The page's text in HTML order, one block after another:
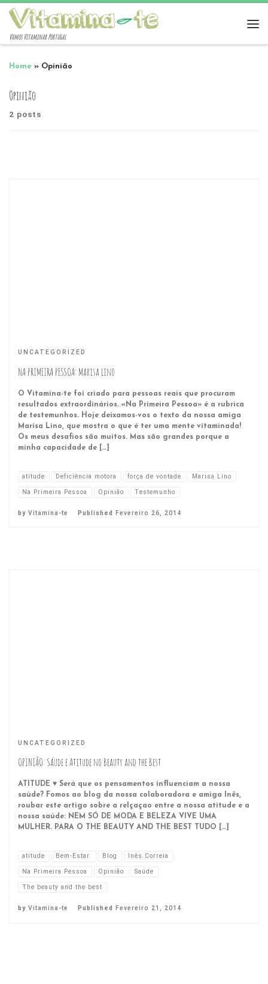
Vamos Vitaminar Portugal
Home » Opinião
Opinião
2 posts
UNCATEGORIZED
NA PRIMEIRA PESSOA: Marisa Lino
O Vitamina-te foi criado para pessoas reais que procuram
resultados extraordinários. «Na Primeira Pessoa» é a rubrica
de testemunhos. Hoje deixamos-vos o texto da nossa amiga
Marisa Lino, que mostra o que é ter uma mente vitaminada!
Os meus desafios são muitos. Mas são grandes porque a
minha capacidade de […]
atitude Deficiência motora força de vontade
Marisa Lino
Na Primeira Pessoa
Opinião Testemunho
by Vitamina-te Published Fevereiro 26, 2014
UNCATEGORIZED
OPINIÃO: Sáude e Atitude no Beauty and the Best
ATITUDE ♥ Será que os pensamentos influenciam a nossa
saúde? Fomos ao blog da nossa colaboradora e amiga Inês,
roubar este artigo sobre a relçaçao entre a nossa atitude e a
nossa saúde: NEM SÓ DE MODA E BELEZA VIVE UMA
MULHER. PARA O THE BEAUTY AND THE BEST TUDO […]
atitude Bem-Estar. Blog
Inês Correia
Na Primeira Pessoa
Opinião
Saúde
The beauty and the best
by Vitamina-te Published Fevereiro 21, 2014